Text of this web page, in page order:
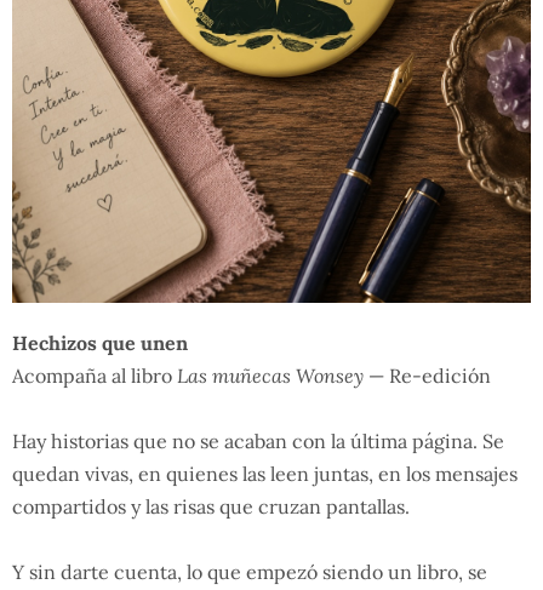
Hechizos que unen
Acompaña al libro Las muñecas Wonsey — Re-edición
Hay historias que no se acaban con la última página. Se
quedan vivas, en quienes las leen juntas, en los mensajes
compartidos y las risas que cruzan pantallas.
Y sin darte cuenta, lo que empezó siendo un libro, se